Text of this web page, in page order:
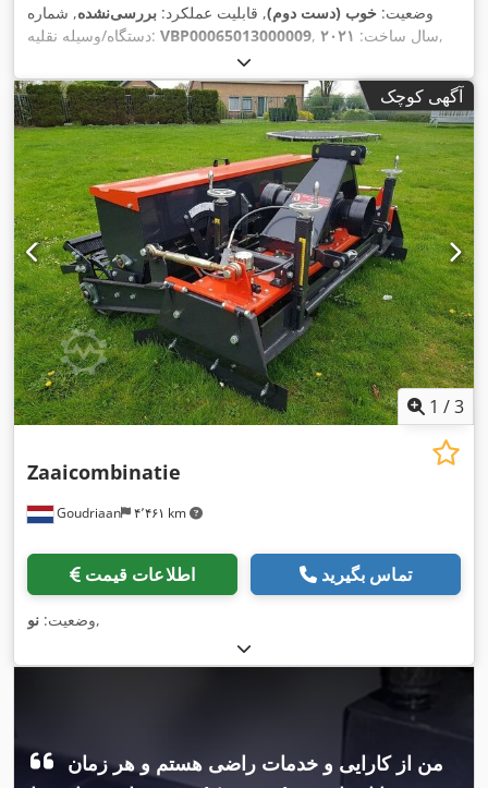
وضعیت: خوب (دست دوم), قابلیت عملکرد: بررسی‌نشده, شماره
دستگاه/وسیله نقلیه: VBP00065013000009 , سال ساخت: ۲۰۲۱ ,
آگهی کوچک
1 /3
Goudriaan ۴٬۴۶۱ km
Zaaicombinatie
اطلاعات قیمت تماس بگیرید
وضعیت: نو ,
من از کارایی و خدمات راضی هستم و هر زمان